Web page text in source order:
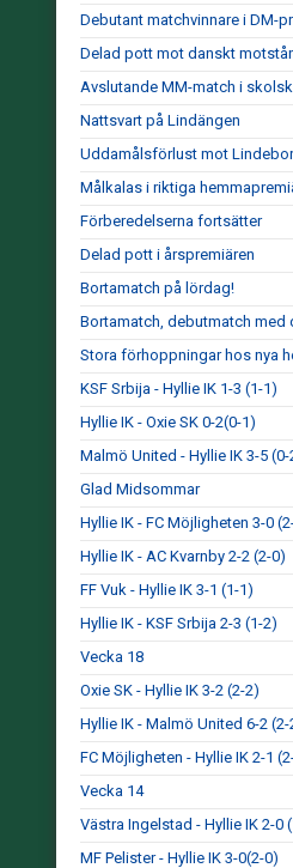
Debutant matchvinnare i DM-
Delad pott mot danskt
Avslutande MM-match i
Nattsvart på Lindängen
Uddamålsförlust mot
Målkalas i riktiga
Förberedelserna fortsätter
Delad pott i årspremiären
Bortamatch på lördag!
Bortamatch, debutmatch med
Stora förhoppningar hos nya
KSF Srbija - Hyllie IK 1-3 (1-1)
Hyllie IK - Oxie SK 0-2(0-1)
Malmö United - Hyllie IK 3-5 (0-
Glad Midsommar
Hyllie IK - FC Möjligheten 3-0
Hyllie IK - AC Kvarnby 2-2 (2-0)
FF Vuk - Hyllie IK 3-1 (1-1)
Hyllie IK - KSF Srbija 2-3 (1-2)
Vecka 18
Oxie SK - Hyllie IK 3-2 (2-2)
Hyllie IK - Malmö United 6-2 (2-
FC Möjligheten - Hyllie IK 2-1
Vecka 14
Västra Ingelstad - Hyllie IK 2-0
MF Pelister - Hyllie IK 3-0(2-0)